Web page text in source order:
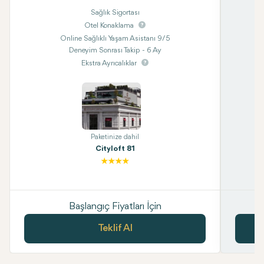
Sağlık Sigortası
Otel Konaklama
Online Sağlıklı Yaşam Asistanı 9/5
Deneyim Sonrası Takip - 6 Ay
Ekstra Ayrıcalıklar
Paketinize dahil
Cityloft 81
Başlangıç Fiyatları İçin
Teklif Al